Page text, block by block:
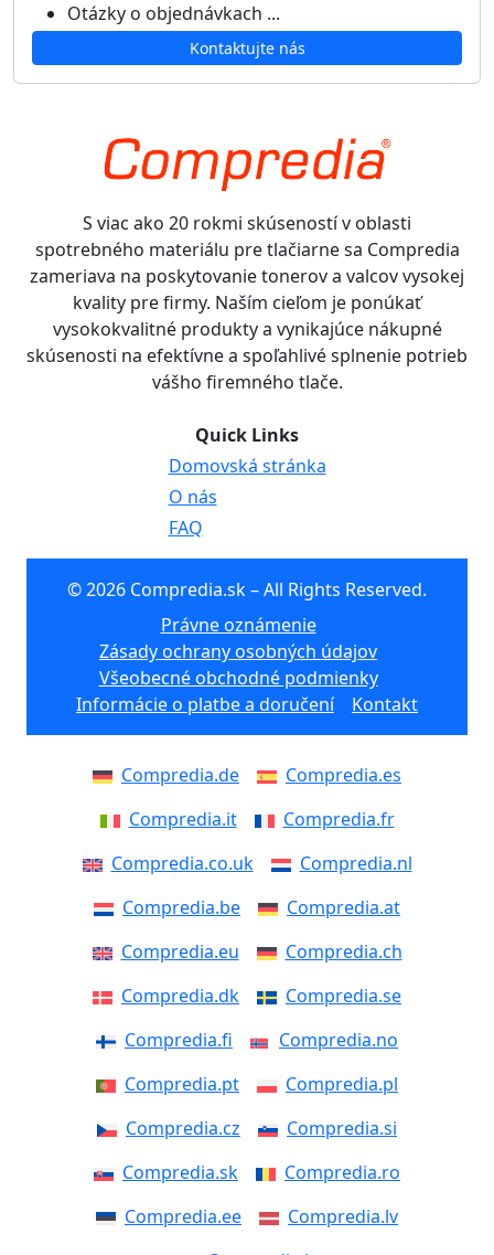
Otázky o objednávkach ...
Kontaktujte nás
S viac ako 20 rokmi skúseností v oblasti
spotrebného materiálu pre tlačiarne sa Compredia
zameriava na poskytovanie tonerov a valcov vysokej
kvality pre firmy. Naším cieľom je ponúkať
vysokokvalitné produkty a vynikajúce nákupné
skúsenosti na efektívne a spoľahlivé splnenie potrieb
vášho firemného tlače.
Quick Links
Domovská stránka
O nás
FAQ
© 2026 Compredia.sk – All Rights Reserved.
Právne oznámenie
Zásady ochrany osobných údajov
Všeobecné obchodné podmienky
Informácie o platbe a doručení
Kontakt
Compredia.de
Compredia.es
Compredia.it
Compredia.fr
Compredia.co.uk
Compredia.nl
Compredia.be
Compredia.at
Compredia.eu
Compredia.ch
Compredia.dk
Compredia.se
Compredia.fi
Compredia.no
Compredia.pt
Compredia.pl
Compredia.cz
Compredia.si
Compredia.sk
Compredia.ro
Compredia.ee
Compredia.lv